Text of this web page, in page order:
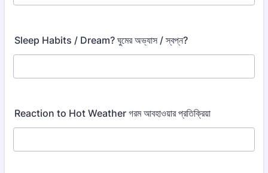
Sleep Habits / Dream? ঘুমের অভ্যাস / স্বপ্ন?
Reaction to Hot Weather গরম আবহাওয়ার প্রতিক্রিয়া